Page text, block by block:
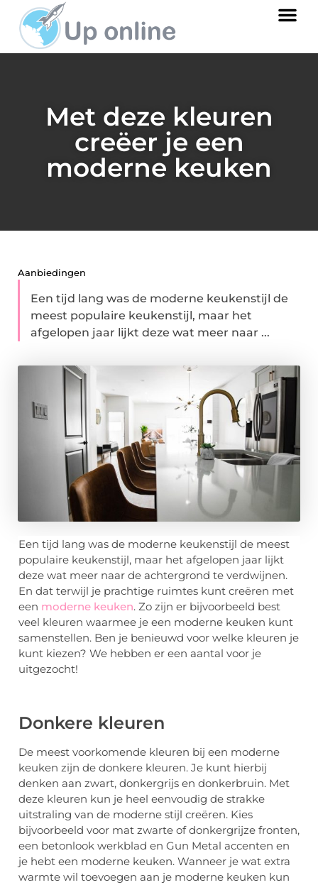
Met deze kleuren
creëer je een
moderne keuken
Aanbiedingen
Een tijd lang was de moderne keukenstijl de
meest populaire keukenstijl, maar het
afgelopen jaar lijkt deze wat meer naar ...
Een tijd lang was de moderne keukenstijl de meest
populaire keukenstijl, maar het afgelopen jaar lijkt
deze wat meer naar de achtergrond te verdwijnen.
En dat terwijl je prachtige ruimtes kunt creëren met
een moderne keuken. Zo zijn er bijvoorbeeld best
veel kleuren waarmee je een moderne keuken kunt
samenstellen. Ben je benieuwd voor welke kleuren je
kunt kiezen? We hebben er een aantal voor je
uitgezocht!
Donkere kleuren
De meest voorkomende kleuren bij een moderne
keuken zijn de donkere kleuren. Je kunt hierbij
denken aan zwart, donkergrijs en donkerbruin. Met
deze kleuren kun je heel eenvoudig de strakke
uitstraling van de moderne stijl creëren. Kies
bijvoorbeeld voor mat zwarte of donkergrijze fronten,
een betonlook werkblad en Gun Metal accenten en
je hebt een moderne keuken. Wanneer je wat extra
warmte wil toevoegen aan je moderne keuken kun